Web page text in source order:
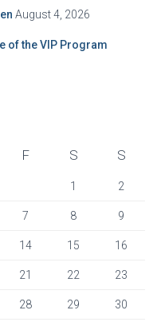
August 4, 2026
of the VIP Program
F S S
1 2
7 8 9
14 15 16
21 22 23
28 29 30